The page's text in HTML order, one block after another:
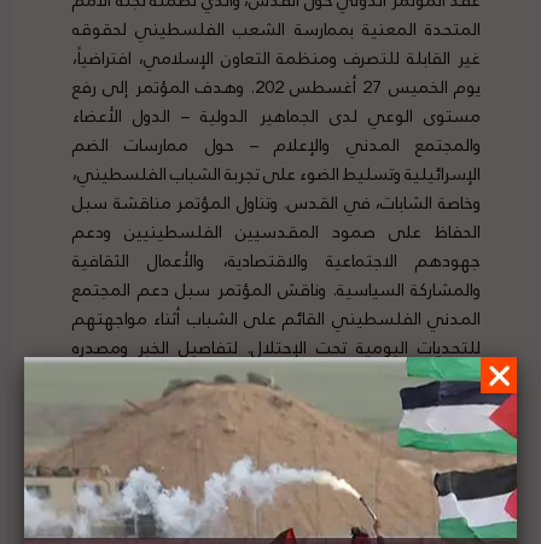
المتحدة المعنية بممارسة الشعب الفلسطيني لحقوقه
غير القابلة للتصرف ومنظمة التعاون الإسلامي، افتراضياً،
يوم الخميس 27 أغسطس 202. وهدف المؤتمر إلى رفع
مستوى الوعي لدى الجماهير الدولية – الدول الأعضاء
والمجتمع المدني والإعلام – حول ممارسات الضم
الإسرائيلية وتسليط الضوء على تجربة الشباب الفلسطيني،
وخاصة الشابات، في القدس. وتناول المؤتمر مناقشة سبل
الحفاظ على صمود المقدسيين الفلسطينيين ودعم
جهودهم الاجتماعية والاقتصادية، والأعمال الثقافية
والمشاركة السياسية. وناقش المؤتمر سبل دعم المجتمع
المدني الفلسطيني القائم على الشباب أثناء مواجهتهم
للتحديات اليومية تحت الإحتلال. لتفاصيل الخبر ومصدره
الأصلي،هنا
عريقات: يجب أن لا يكون هناك تطبيع مع إسرائيل قبل
إنهاء الاحتلال